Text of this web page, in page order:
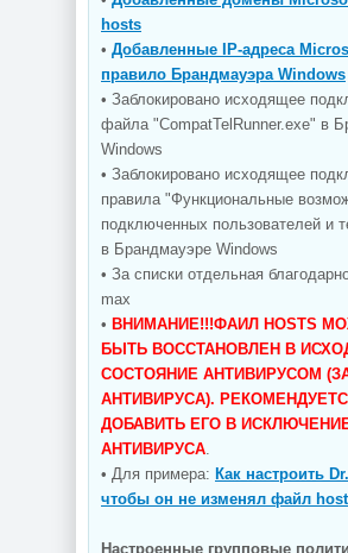
hosts
• Добавленные IP-адреса
правило Брандмауэра Windows
• Заблокировано исходящее
файла "CompatTelRunner.exe" в
Windows
• Заблокировано исходящее
правила "Функциональные
подключенных пользователей и
в Брандмауэре Windows
• За списки отдельная
max
• ВНИМАНИЕ!!!ФАИЛ HOSTS
БЫТЬ ВОССТАНОВЛЕН В
СОСТОЯНИЕ АНТИВИРУСОМ
АНТИВИРУСА).
ДОБАВИТЬ ЕГО В
АНТИВИРУСА
• Для примера: Как настроить
чтобы он не изменял файл
Настроенные групповые